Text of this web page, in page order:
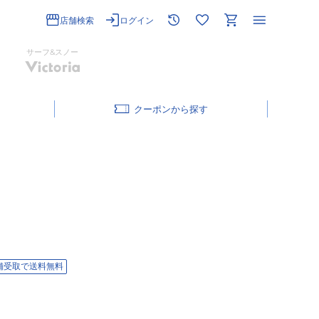
店舗検索 ログイン
サーフ&スノー
クーポン
受取で送料無料